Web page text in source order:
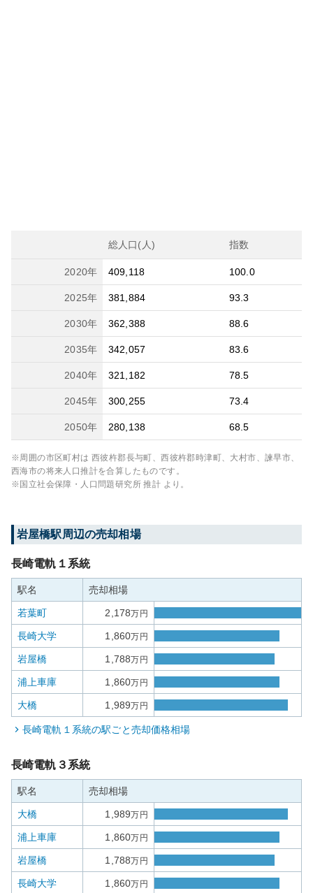
総人口(人) 指数
2020年 409,118 100.0
2025年 381,884 93.3
2030年 362,388 88.6
2035年 342,057 83.6
2040年 321,182 78.5
2045年 300,255 73.4
2050年 280,138 68.5
※周囲の市区町村は 西彼杵郡長与町、西彼杵郡時津町、大村市、諫早市、
西海市の将来人口推計を合算したものです。
※国立社会保障・人口問題研究所 推計 より。
岩屋橋駅周辺の売却相場
長崎電軌１系統
駅名 売却相場
若葉町 2,178万円
長崎大学 1,860万円
岩屋橋 1,788万円
浦上車庫 1,860万円
大橋 1,989万円
長崎電軌１系統の駅ごと売却価格相場
長崎電軌３系統
駅名 売却相場
大橋 1,989万円
浦上車庫 1,860万円
岩屋橋 1,788万円
長崎大学 1,860万円